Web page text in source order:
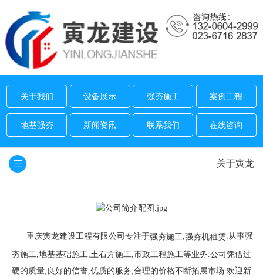
关于我们 设备展示 强夯施工 案例工程
地基强夯 新闻资讯 联系我们 在线咨询
关于寅龙
重庆寅龙建设工程有限公司专注于强夯施工,强夯机租赁.从事强
夯施工,地基基础施工,土石方施工,市政工程施工等业务.公司凭借过
硬的质量,良好的信誉,优质的服务,合理的价格不断拓展市场.欢迎新